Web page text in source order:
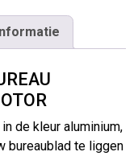
de kleur aluminium,
bureaublad te liggen